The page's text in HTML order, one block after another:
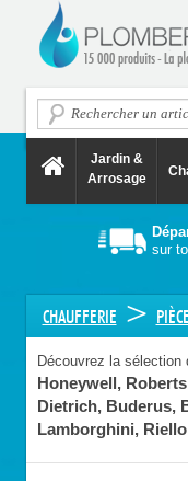
Jardin &
Arrosage
sur
CHAUFFERIE >
Découvrez la sélection
Honeywell,
Dietrich, Buderus,
Lamborghini, Riello